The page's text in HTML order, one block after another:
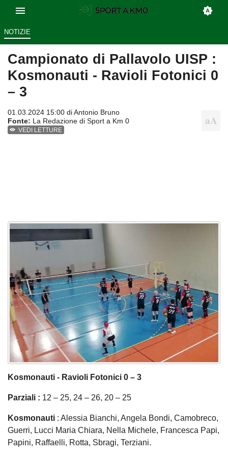
NOTIZIE
Campionato di Pallavolo UISP :
Kosmonauti - Ravioli Fotonici 0
– 3
01.03.2024 15:00 diAntonio Bruno
Fonte: La Redazione di Sport a Km 0
VEDI LETTURE
Kosmonauti - Ravioli Fotonici 0 – 3
Parziali : 12 – 25, 24 – 26, 20 – 25
Kosmonauti : Alessia Bianchi, Angela Bondi, Camobreco,
Guerri, Lucci Maria Chiara, Nella Michele, Francesca Papi,
Papini, Raffaelli, Rotta, Sbragi, Terziani.